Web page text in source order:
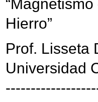
Hierro”
Prof. Lisseta
Universidad